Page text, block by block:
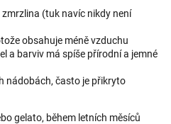
(tuk navíc nikdy není
obsahuje méně vzduchu
a barviv má spíše přírodní a jemné
nádobách, často je přikryto
gelato, během letních měsíců